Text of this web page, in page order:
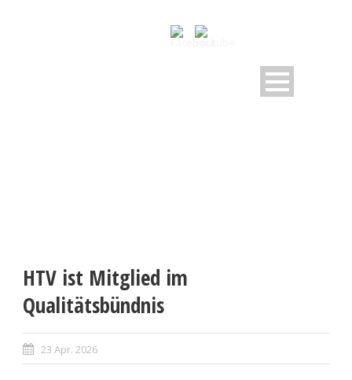
HTV ist Mitglied im
Qualitätsbündnis
23 Apr. 2026